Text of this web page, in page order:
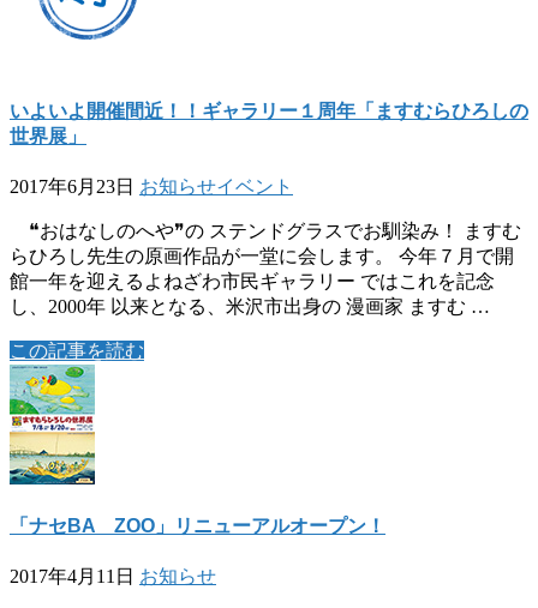
いよいよ開催間近！！ギャラリー１周年「ますむらひろしの
世界展」
2017年6月23日 お知らせイベント
❝おはなしのへや❞の ステンドグラスでお馴染み！ ますむ
らひろし先生の原画作品が一堂に会します。 今年７月で開
館一年を迎えるよねざわ市民ギャラリー ではこれを記念
し、2000年 以来となる、米沢市出身の 漫画家 ますむ …
この記事を読む
「ナセBA ZOO」リニューアルオープン！
2017年4月11日 お知らせ